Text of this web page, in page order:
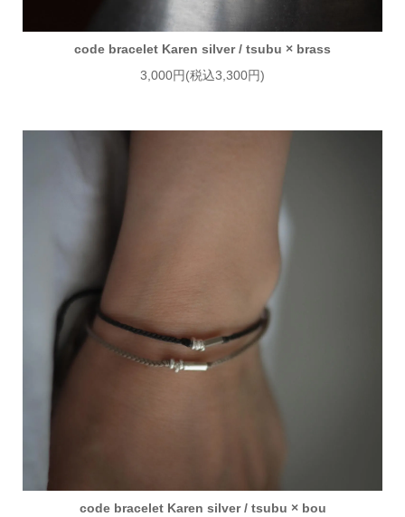
code bracelet Karen silver / tsubu × brass
3,000円(税込3,300円)
code bracelet Karen silver / tsubu × bou